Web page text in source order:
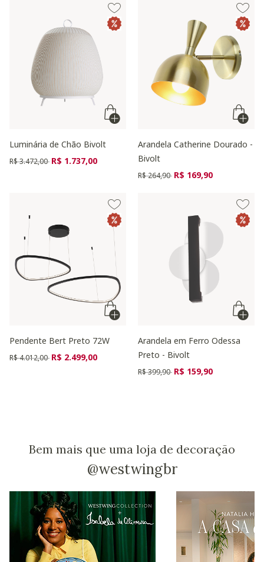
Luminária de Chão Bivolt
Preço reduzido de
R$ 3.472,00 para
R$ 1.737,00
Arandela Catherine Dourado -
Bivolt
Preço reduzido de
R$ 264,90 para
R$ 169,90
Pendente Bert Preto 72W
Preço reduzido de
R$ 4.012,00 para
R$ 2.499,00
Arandela em Ferro Odessa
Preto - Bivolt
Preço reduzido de
R$ 399,90 para
R$ 159,90
Bem mais que uma loja de decoração
@westwingbr